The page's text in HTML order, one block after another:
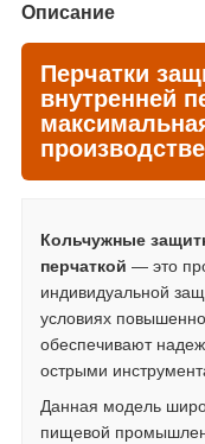
Описание
Перчатки
внутренней
производстве
Кольчужные
перчаткой — это
индивидуальной
условиях
обеспечивают
острыми
Данная модель
пищевой